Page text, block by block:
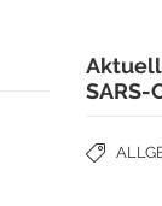
SARS-